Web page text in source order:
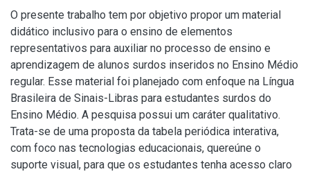
O presente trabalho tem por objetivo propor um material
didático inclusivo para o ensino de elementos
representativos para auxiliar no processo de ensino e
aprendizagem de alunos surdos inseridos no Ensino Médio
regular. Esse material foi planejado com enfoque na Língua
Brasileira de Sinais-Libras para estudantes surdos do
Ensino Médio. A pesquisa possui um caráter qualitativo.
Trata-se de uma proposta da tabela periódica interativa,
com foco nas tecnologias educacionais, quereúne o
suporte visual, para que os estudantes tenha acesso claro